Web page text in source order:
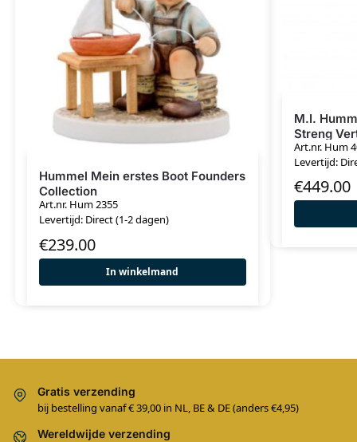
Hummel Mein erstes Boot Founders
Collection
Art.nr. Hum 2355
Levertijd: Direct (1-2 dagen)
€239.00
In winkelmand
M.I.
Streng
Art.nr. Hum
Levertijd:
€449.00
Gratis verzending
bij bestelling vanaf € 39,00 in NL, BE & DE (anders €4,95)
Wereldwijde verzending